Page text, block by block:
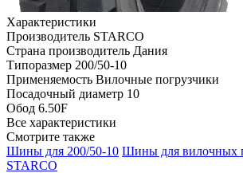
Характеристики
Производитель STARCO
Страна производитель Дания
Типоразмер 200/50-10
Применяемость Вилочные погрузчики
Посадочный диаметр 10
Обод 6.50F
Все характеристики
Смотрите также
Шины для 200/50-10 Шины для вилочных
STARCO